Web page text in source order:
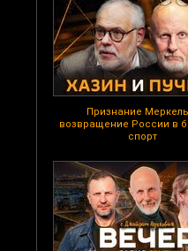
Признание
возвращение России в
спорт